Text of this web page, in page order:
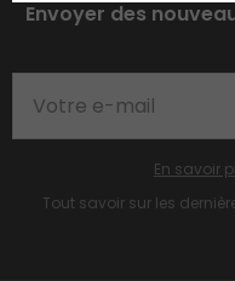
Envoyer des
Tout savoir sur les
En savoir